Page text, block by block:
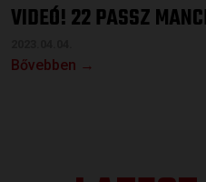
VIDEÓ! 22 PASSZ
Bővebben →